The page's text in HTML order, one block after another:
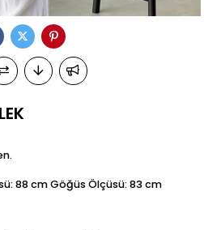
88 cm Göğüs Ölçüsü: 83 cm